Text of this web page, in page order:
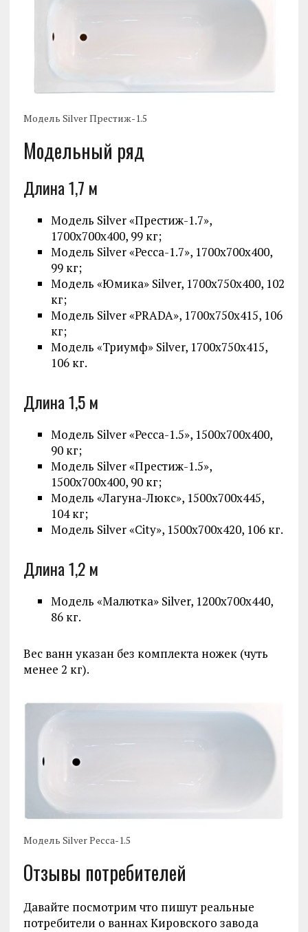
Модель Silver Престиж-1.5
Модельный ряд
Длина 1,7 м
Модель Silver «Престиж-1.7»,
1700х700х400, 99 кг;
Модель Silver «Ресса-1.7», 1700х700х400,
99 кг;
Модель «Юмика» Silver, 1700х750х400, 102
кг;
Модель Silver «PRADA», 1700х750х415, 106
кг;
Модель «Триумф» Silver, 1700х750х415,
106 кг.
Длина 1,5 м
Модель Silver «Ресса-1.5», 1500х700х400,
90 кг;
Модель Silver «Престиж-1.5»,
1500х700х400, 90 кг;
Модель «Лагуна-Люкс», 1500х700х445,
104 кг;
Модель Silver «City», 1500х700х420, 106 кг.
Длина 1,2 м
Модель «Малютка» Silver, 1200х700х440,
86 кг.
Вес ванн указан без комплекта ножек (чуть
менее 2 кг).
Модель Silver Ресса-1.5
Отзывы потребителей
Давайте посмотрим что пишут реальные
потребители о ваннах Кировского завода